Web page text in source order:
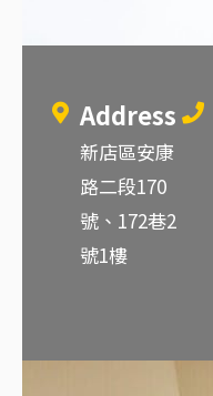
Address
新店區安康
路二段170
號、172巷2
號1樓